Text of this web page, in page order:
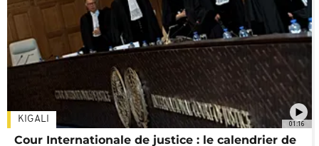
01:16
KIGALI
Cour Internationale de justice : le calendrier de